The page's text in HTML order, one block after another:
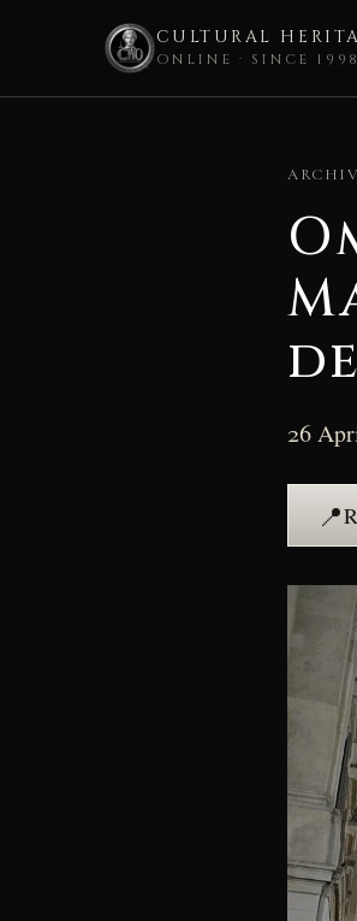
CULTURAL
ONLINE · SINCE 1998
26
📍